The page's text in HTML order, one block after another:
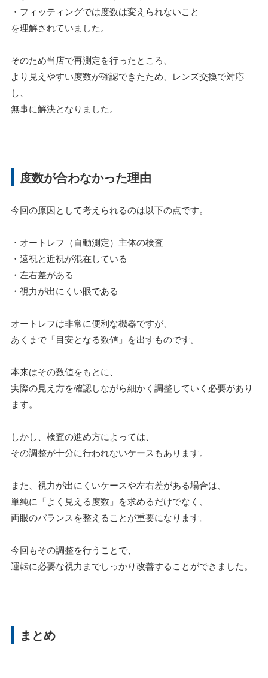
・フィッティングでは度数は変えられないこと
を理解されていました。
そのため当店で再測定を行ったところ、
より見えやすい度数が確認できたため、レンズ交換で対応
し、
無事に解決となりました。
度数が合わなかった理由
今回の原因として考えられるのは以下の点です。
・オートレフ（自動測定）主体の検査
・遠視と近視が混在している
・左右差がある
・視力が出にくい眼である
オートレフは非常に便利な機器ですが、
あくまで「目安となる数値」を出すものです。
本来はその数値をもとに、
実際の見え方を確認しながら細かく調整していく必要があり
ます。
しかし、検査の進め方によっては、
その調整が十分に行われないケースもあります。
また、視力が出にくいケースや左右差がある場合は、
単純に「よく見える度数」を求めるだけでなく、
両眼のバランスを整えることが重要になります。
今回もその調整を行うことで、
運転に必要な視力までしっかり改善することができました。
まとめ